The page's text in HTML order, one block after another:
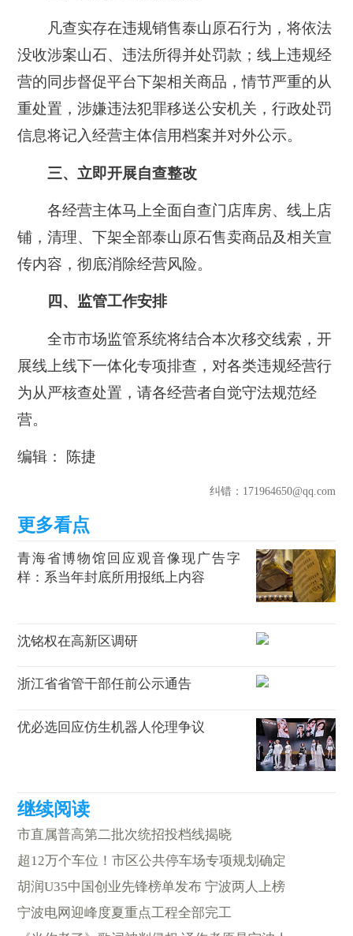
凡查实存在违规销售泰山原石行为，将依法
没收涉案山石、违法所得并处罚款；线上违规经
营的同步督促平台下架相关商品，情节严重的从
重处置，涉嫌违法犯罪移送公安机关，行政处罚
信息将记入经营主体信用档案并对外公示。
三、立即开展自查整改
各经营主体马上全面自查门店库房、线上店
铺，清理、下架全部泰山原石售卖商品及相关宣
传内容，彻底消除经营风险。
四、监管工作安排
全市市场监管系统将结合本次移交线索，开
展线上线下一体化专项排查，对各类违规经营行
为从严核查处置，请各经营者自觉守法规范经
营。
编辑： 陈捷
纠错：171964650@qq.com
青海省博物馆回应观音像现广告字
样：系当年封底所用报纸上内容
沈铭权在高新区调研
浙江省省管干部任前公示通告
优必选回应仿生机器人伦理争议
市直属普高第二批次统招投档线揭晓
超12万个车位！市区公共停车场专项规划确定
胡润U35中国创业先锋榜单发布 宁波两人上榜
宁波电网迎峰度夏重点工程全部完工